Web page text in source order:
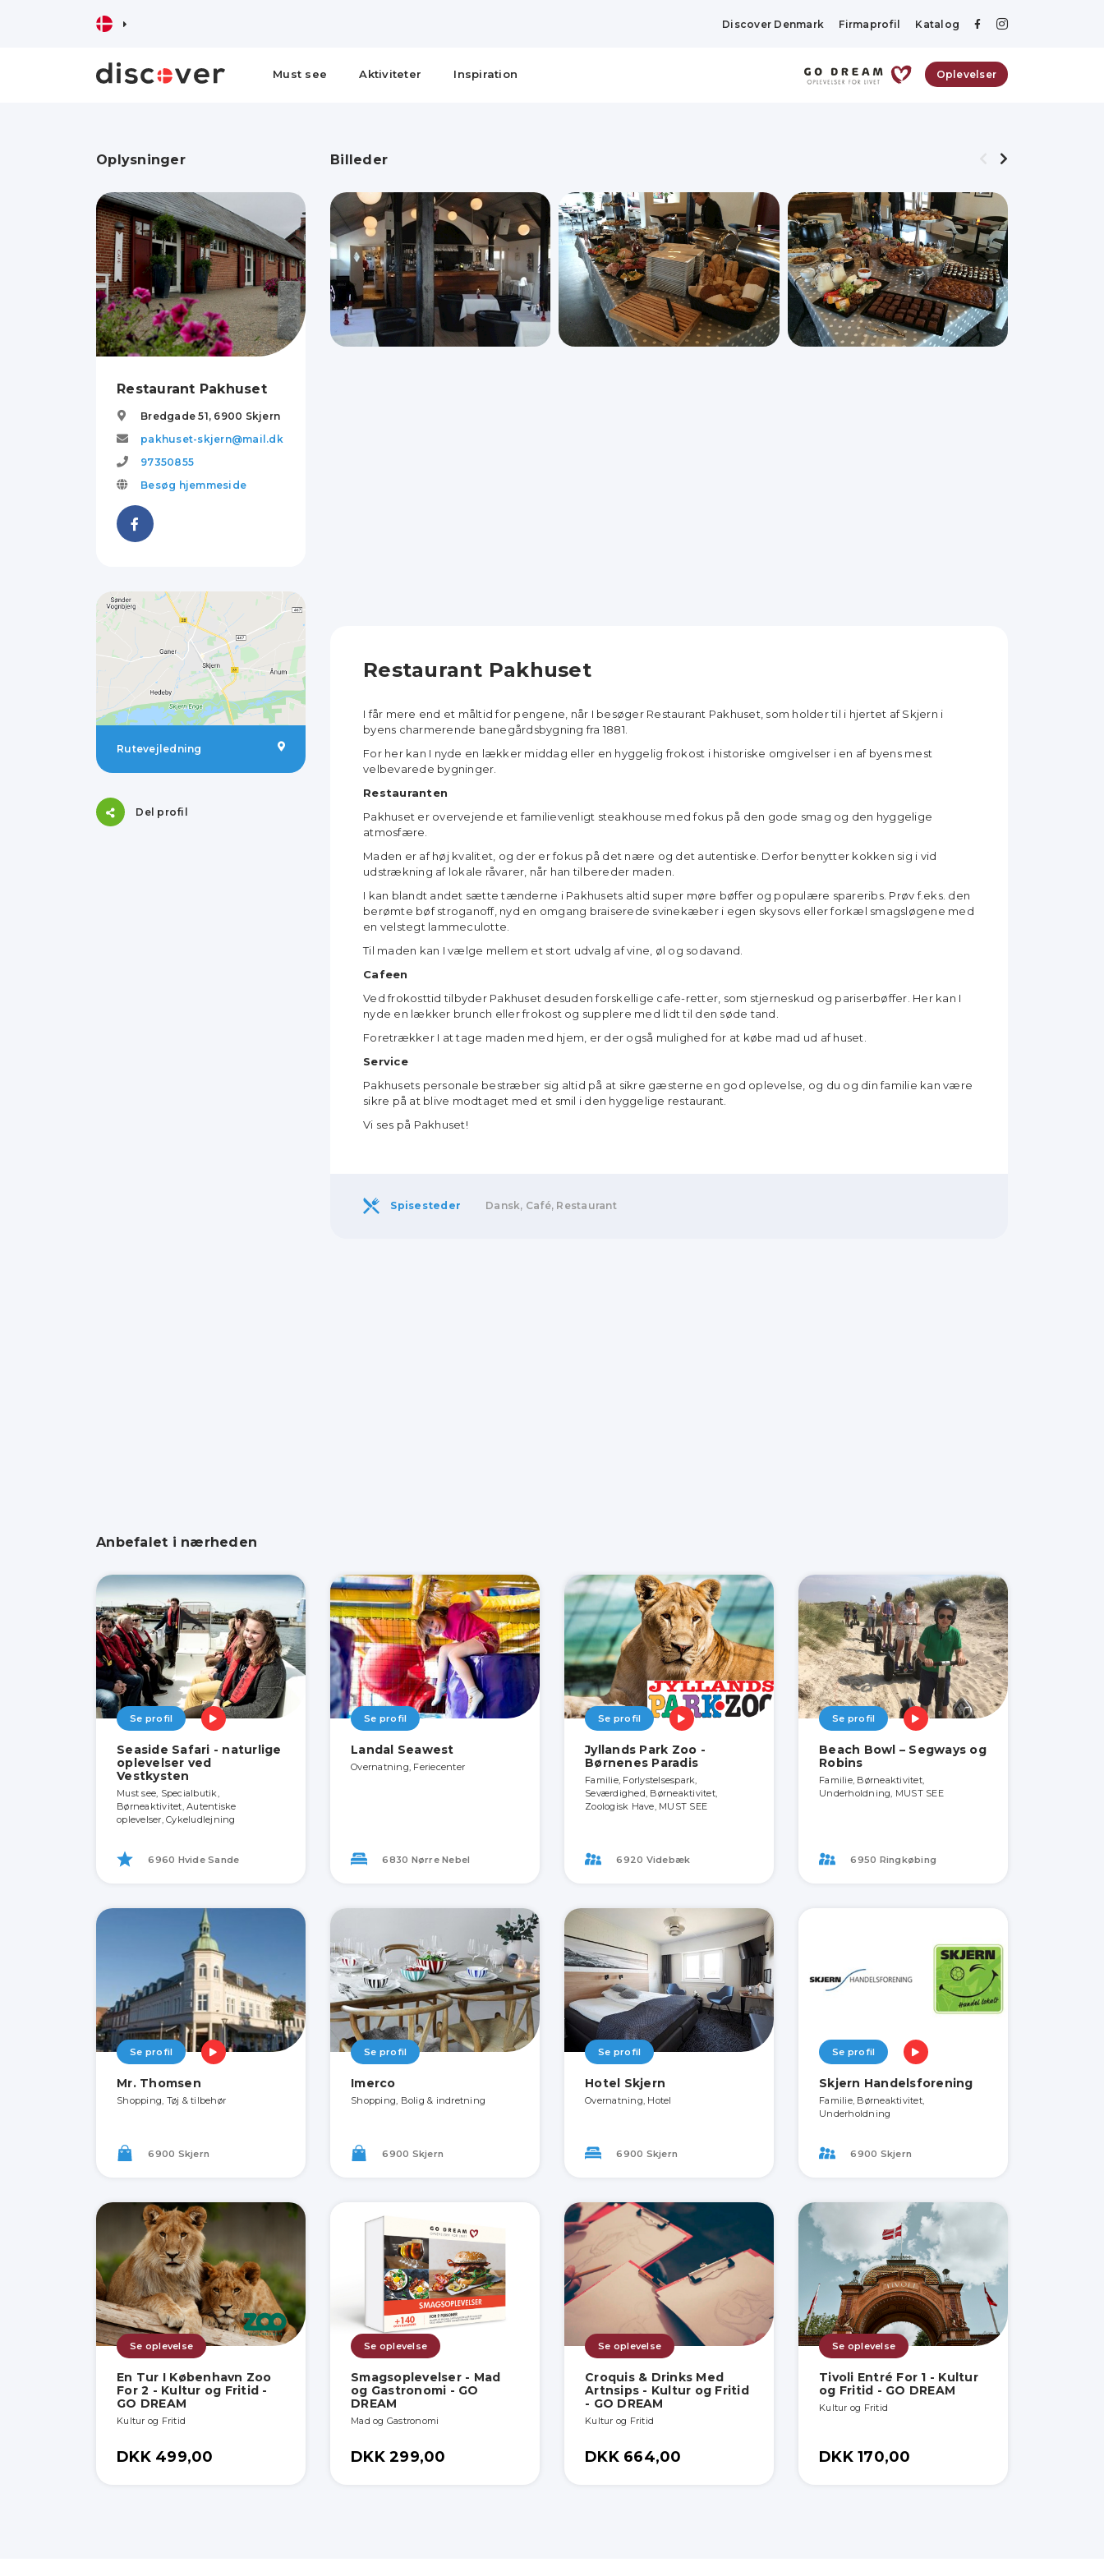
Discover Denmark Firmaprofil Katalog
Must see Aktiviteter Inspiration Oplevelser
Oplysninger
Restaurant Pakhuset
Bredgade 51, 6900 Skjern
pakhuset-skjern@mail.dk
97350855
Besøg hjemmeside
Rutevejledning
Del profil
Billeder
Restaurant Pakhuset
I får mere end et måltid for pengene, når I besøger Restaurant Pakhuset, som holder til i hjertet af Skjern i
byens charmerende banegårdsbygning fra 1881.
For her kan I nyde en lækker middag eller en hyggelig frokost i historiske omgivelser i en af byens mest
velbevarede bygninger.
Restauranten
Pakhuset er overvejende et familievenligt steakhouse med fokus på den gode smag og den hyggelige
atmosfære.
Maden er af høj kvalitet, og der er fokus på det nære og det autentiske. Derfor benytter kokken sig i vid
udstrækning af lokale råvarer, når han tilbereder maden.
I kan blandt andet sætte tænderne i Pakhusets altid super møre bøffer og populære spareribs. Prøv f.eks. den
berømte bøf stroganoff, nyd en omgang braiserede svinekæber i egen skysovs eller forkæl smagsløgene med
en velstegt lammeculotte.
Til maden kan I vælge mellem et stort udvalg af vine, øl og sodavand.
Cafeen
Ved frokosttid tilbyder Pakhuset desuden forskellige cafe-retter, som stjerneskud og pariserbøffer. Her kan I
nyde en lækker brunch eller frokost og supplere med lidt til den søde tand.
Foretrækker I at tage maden med hjem, er der også mulighed for at købe mad ud af huset.
Service
Pakhusets personale bestræber sig altid på at sikre gæsterne en god oplevelse, og du og din familie kan være
sikre på at blive modtaget med et smil i den hyggelige restaurant.
Vi ses på Pakhuset!
Spisesteder Dansk, Café, Restaurant
Anbefalet i nærheden
Se profil
Seaside Safari - naturlige
oplevelser ved
Vestkysten
Must see, Specialbutik,
Børneaktivitet, Autentiske
oplevelser, Cykeludlejning
6960 Hvide Sande
Se profil
Landal Seawest
Overnatning, Feriecenter
6830 Nørre Nebel
Se profil
Jyllands Park Zoo -
Børnenes Paradis
Familie, Forlystelsespark,
Seværdighed, Børneaktivitet,
Zoologisk Have, MUST SEE
6920 Videbæk
Se profil
Beach Bowl – Segways og
Robins
Familie, Børneaktivitet,
Underholdning, MUST SEE
6950 Ringkøbing
Se profil
Mr. Thomsen
Shopping, Tøj & tilbehør
6900 Skjern
Se profil
Imerco
Shopping, Bolig & indretning
6900 Skjern
Se profil
Hotel Skjern
Overnatning, Hotel
6900 Skjern
Se profil
Skjern Handelsforening
Familie, Børneaktivitet,
Underholdning
6900 Skjern
Se oplevelse
En Tur I København Zoo
For 2 - Kultur og Fritid -
GO DREAM
Kultur og Fritid
DKK 499,00
Se oplevelse
Smagsoplevelser - Mad
og Gastronomi - GO
DREAM
Mad og Gastronomi
DKK 299,00
Se oplevelse
Croquis & Drinks Med
Artnsips - Kultur og Fritid
- GO DREAM
Kultur og Fritid
DKK 664,00
Se oplevelse
Tivoli Entré For 1 - Kultur
og Fritid - GO DREAM
Kultur og Fritid
DKK 170,00